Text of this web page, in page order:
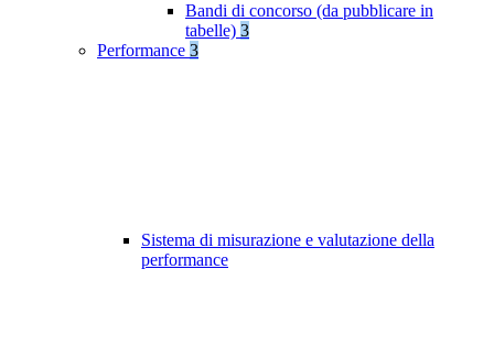
Bandi di concorso (da pubblicare in
tabelle) 3
Performance 3
Sistema di misurazione e valutazione della
performance